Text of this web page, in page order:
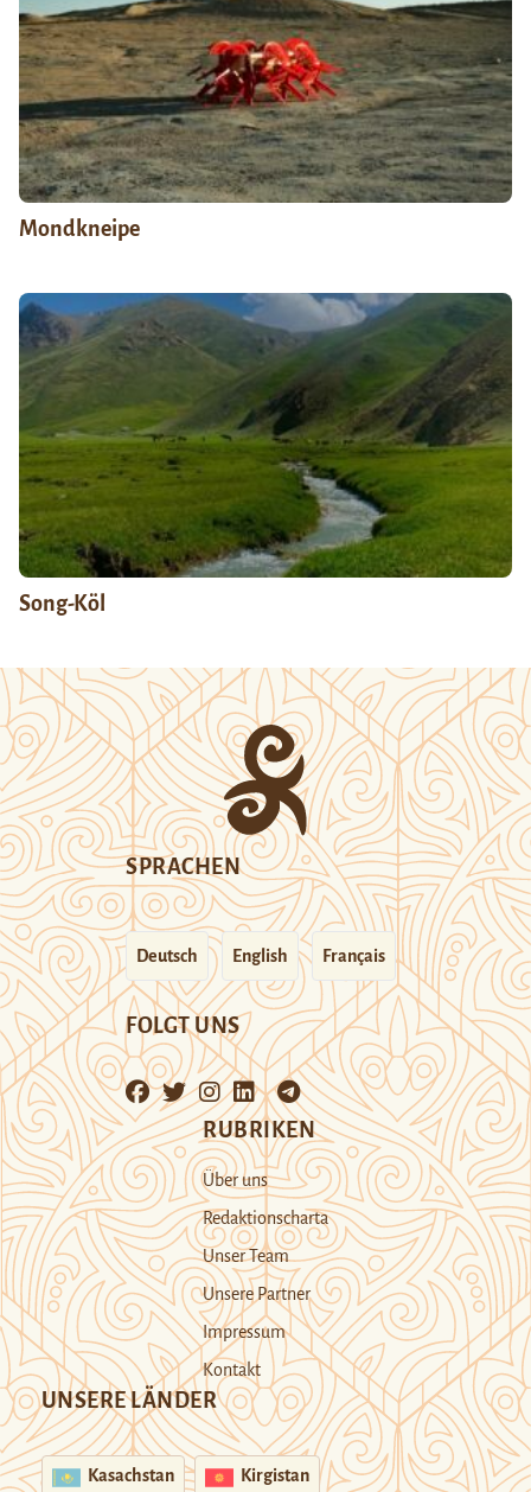
Mondkneipe
Song-Köl
SPRACHEN
Deutsch English Français
FOLGT UNS
RUBRIKEN
Über uns
Redaktionscharta
Unser Team
Unsere Partner
Impressum
Kontakt
UNSERE LÄNDER
Kasachstan Kirgistan